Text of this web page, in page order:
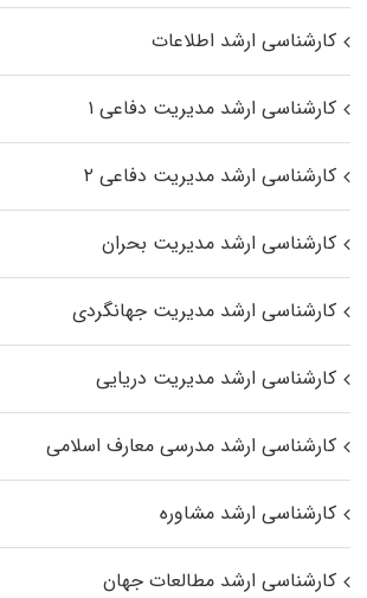
کارشناسی ارشد اطلاعات
کارشناسی ارشد مدیریت دفاعی ۱
کارشناسی ارشد مدیریت دفاعی ۲
کارشناسی ارشد مدیریت بحران
کارشناسی ارشد مدیریت جهانگردی
کارشناسی ارشد مدیریت دریایی
کارشناسی ارشد مدرسی معارف اسلامی
کارشناسی ارشد مشاوره
کارشناسی ارشد مطالعات جهان